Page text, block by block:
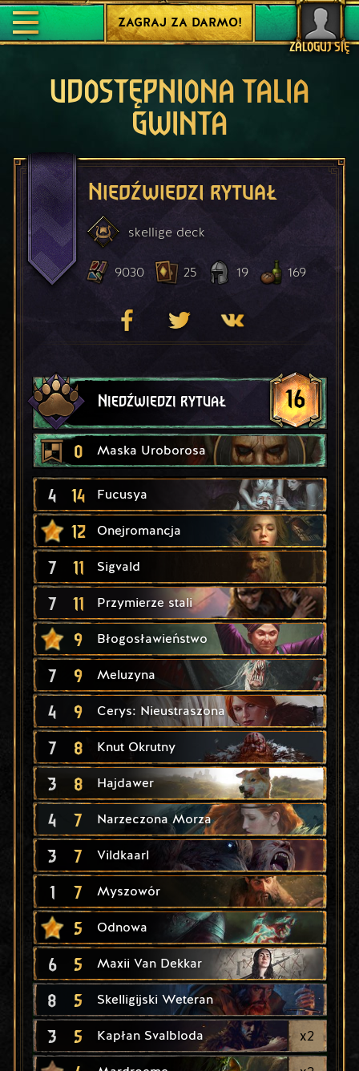
ZALOGUJ SIĘ
ZAGRAJ ZA DARMO!
UDOSTĘPNIONA TALIA
GWINTA
Niedźwiedzi rytuał
skellige deck
9030 25 19 169
Niedźwiedzi rytuał 16
0 Maska Uroborosa
4 14 Fucusya
12 Onejromancja
7 11 Sigvald
7 11 Przymierze stali
9 Błogosławieństwo
7 9 Meluzyna
4 9 Cerys: Nieustraszona
7 8 Knut Okrutny
3 8 Hajdawer
4 7 Narzeczona Morza
3 7 Vildkaarl
1 7 Myszowór
5 Odnowa
6 5 Maxii Van Dekkar
8 5 Skelligijski Weteran
3 5 Kapłan Svalbloda x2